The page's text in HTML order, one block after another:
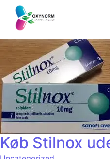
Køb Stilnox